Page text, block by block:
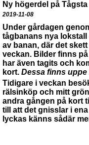
Ny högerdel på
2019-11-08
Under gårdagen
tågbanans nya
av banan, där det
veckan. Bilder finns
har även tagits och
kort. Dessa finns uppe
Tidigare i veckan
rälsinköp och mitt
andra gången på kort
till att det gnisslar i
lyckas känns sådär